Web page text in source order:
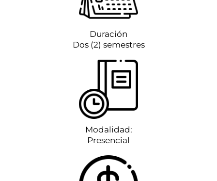
Duración
Dos (2) semestres
Modalidad:
Presencial